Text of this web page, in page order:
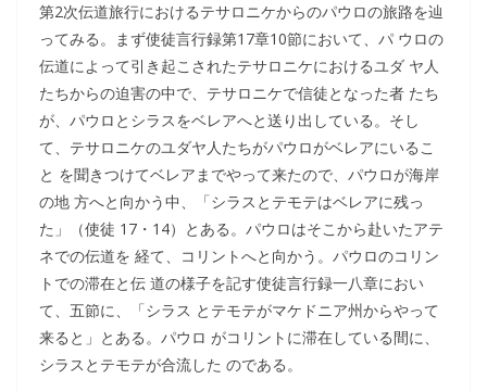
第2次伝道旅行におけるテサロニケからのパウロの旅路を辿
ってみる。まず使徒言行録第17章10節において、パ ウロの
伝道によって引き起こされたテサロニケにおけるユダ ヤ人
たちからの迫害の中で、テサロニケで信徒となった者 たち
が、パウロとシラスをベレアへと送り出している。そし
て、テサロニケのユダヤ人たちがパウロがベレアにいるこ
と を聞きつけてベレアまでやって来たので、パウロが海岸
の地 方へと向かう中、「シラスとテモテはベレアに残っ
た」（使徒 17・14）とある。パウロはそこから赴いたアテ
ネでの伝道を 経て、コリントへと向かう。パウロのコリン
トでの滞在と伝 道の様子を記す使徒言行録一八章におい
て、五節に、「シラス とテモテがマケドニア州からやって
来ると」とある。パウロ がコリントに滞在している間に、
シラスとテモテが合流した のである。